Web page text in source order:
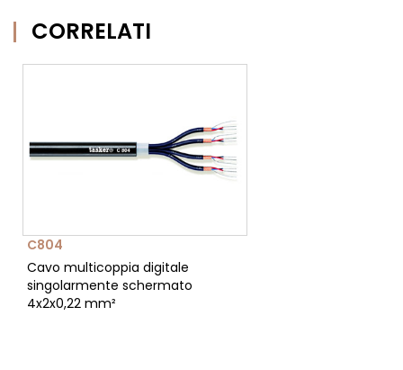
CORRELATI
C804
Cavo multicoppia digitale
singolarmente schermato
4x2x0,22 mm²